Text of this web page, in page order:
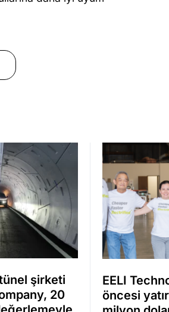
tünel şirketi
20
EELI
öncesi